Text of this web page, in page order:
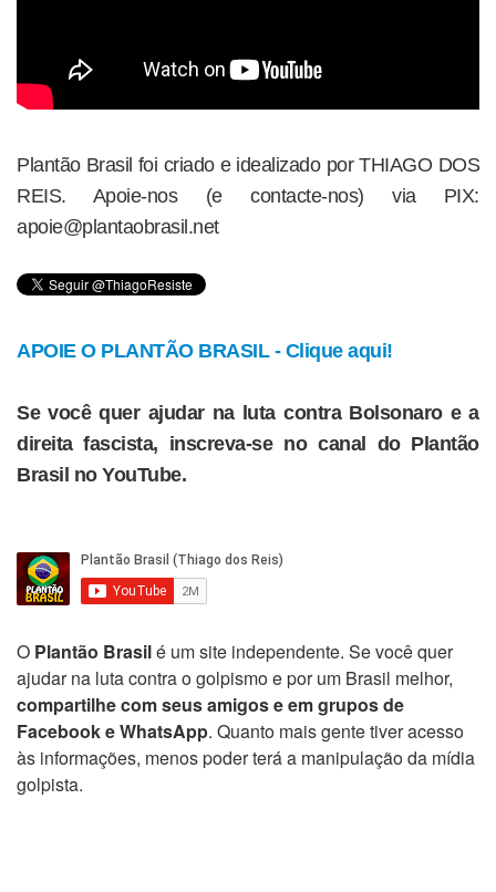
Plantão Brasil foi criado e idealizado por THIAGO DOS
REIS. Apoie-nos (e contacte-nos) via PIX:
apoie@plantaobrasil.net
APOIE O PLANTÃO BRASIL - Clique aqui!
Se você quer ajudar na luta contra Bolsonaro e a
direita fascista, inscreva-se no canal do Plantão
Brasil no YouTube.
O Plantão Brasilé um site independente. Se você quer
ajudar na luta contra o golpismo e por um Brasil melhor,
compartilhe com seus amigos e em grupos de
Facebook e WhatsApp. Quanto mais gente tiver acesso
às informações, menos poder terá a manipulação da mídia
golpista.